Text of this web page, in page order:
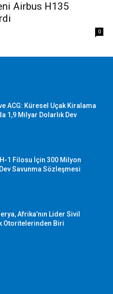
Airbus H135
0
ACG: Küresel Uçak Kiralama
1,9 Milyar Dolarlık Dev
H-1 Filosu İçin 300 Milyon
Savunma Sözleşmesi
Afrika’nın Lider Sivil
Otoritelerinden Biri